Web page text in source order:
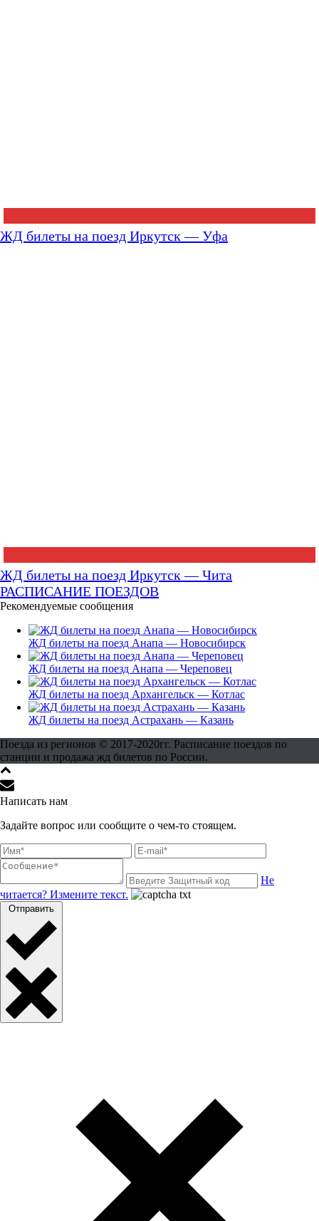
ЖД билеты на поезд Иркутск — Уфа
ЖД билеты на поезд Иркутск — Чита
РАСПИСАНИЕ ПОЕЗДОВ
Рекомендуемые сообщения
ЖД билеты на поезд Анапа — Новосибирск
ЖД билеты на поезд Анапа — Череповец
ЖД билеты на поезд Архангельск — Котлас
ЖД билеты на поезд Астрахань — Казань
Поезда из регионов © 2017-2020гг. Расписание поездов по
станции и продажа жд билетов по России.
Написать нам
Задайте вопрос или сообщите о чем-то стоящем.
Не
читается? Измените текст.
Отправить